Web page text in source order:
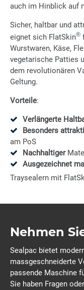
auch im Hinblick auf
Sicher, haltbar und
eignet sich FlatSkin®
Wurstwaren, Käse,
vegetarische Patties
dem revolutionären
Geltung.
Vorteile:
Verlängerte
Besonders
am PoS
Nachhaltiger
Ausgezeichnet
Traysealern mit
Nehmen
Sealpac bietet
massgeschneiderte
passende Maschine
Sie haben Fragen